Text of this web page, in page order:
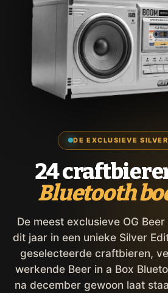
DE EXCLUSIEVE
24
Bluetooth
De meest exclusieve OG
dit jaar in een unieke Silver
geselecteerde craftbieren,
werkende Beer in a Box
na december gewoon laat